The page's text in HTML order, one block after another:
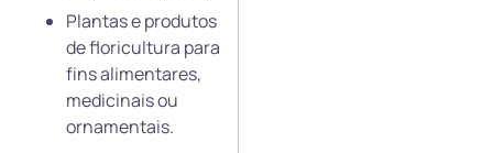
Plantas e produtos
de floricultura para
fins alimentares,
medicinais ou
ornamentais.